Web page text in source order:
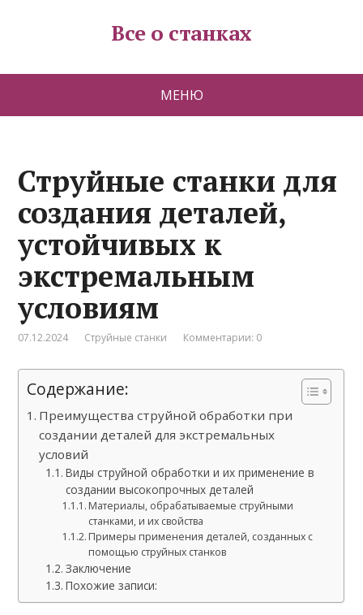
Все о станках
МЕНЮ
Струйные станки для
создания деталей,
устойчивых к
экстремальным
условиям
07.12.2024 Струйные станки Комментарии: 0
Содержание:
Преимущества струйной обработки при
создании деталей для экстремальных
условий
Виды струйной обработки и их применение в
создании высокопрочных деталей
Материалы, обрабатываемые струйными
станками, и их свойства
Примеры применения деталей, созданных с
помощью струйных станков
Заключение
Похожие записи: